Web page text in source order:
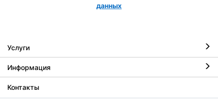
данных
Услуги
Ремонт iPhone
Ремонт iPad
Информация
О компании
Контакты